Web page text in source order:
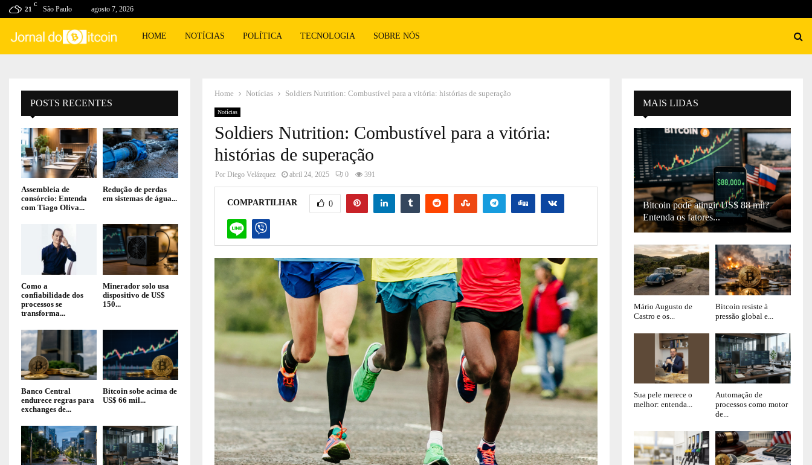
21
C
São Paulo agosto 7, 2026
HOME NOTÍCIAS POLÍTICA TECNOLOGIA SOBRE NÓS
Home Notícias Soldiers Nutrition: Combustível para a vitória: histórias de superação
Notícias
Soldiers Nutrition: Combustível para a vitória:
histórias de superação
Por Diego Velázquez abril 24, 2025 0 391
COMPARTILHAR 0
POSTS RECENTES
Assembleia de
consórcio: Entenda
com Tiago Oliva...
Redução de perdas
em sistemas de água...
Como a
confiabilidade dos
processos se
transforma...
Minerador solo usa
dispositivo de US$
150...
Banco Central
endurece regras para
exchanges de...
Bitcoin sobe acima de
US$ 66 mil...
MAIS LIDAS
Bitcoin pode atingir US$ 88 mil?
Entenda os fatores...
Mário Augusto de
Castro e os...
Bitcoin resiste à
pressão global e...
Sua pele merece o
melhor: entenda...
Automação de
processos como motor
de...